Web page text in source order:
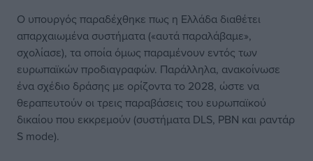
Ο υπουργός παραδέχθηκε πως η Ελλάδα διαθέτει
απαρχαιωμένα συστήματα («αυτά παραλάβαμε»,
σχολίασε), τα οποία όμως παραμένουν εντός των
ευρωπαϊκών προδιαγραφών. Παράλληλα, ανακοίνωσε
ένα σχέδιο δράσης με ορίζοντα το 2028, ώστε να
θεραπευτούν οι τρεις παραβάσεις του ευρωπαϊκού
δικαίου που εκκρεμούν (συστήματα DLS, PBN και ραντάρ
S mode).